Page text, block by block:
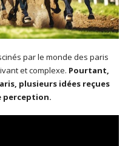
par le monde des paris
et complexe. Pourtant,
plusieurs idées reçues